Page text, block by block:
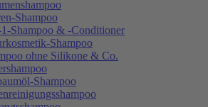
Shampoo
Shampoo & -Conditioner
Shampoo
ohne Silikone & Co.
Shampoo